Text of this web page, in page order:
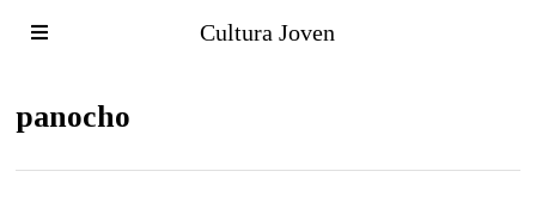
Cultura Joven
panocho